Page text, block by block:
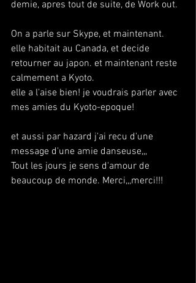
demie, apres tout de suite, de Work out.
On a parle sur Skype, et maintenant.
elle habitait au Canada, et decide
retourner au japon. et maintenant reste
calmement a Kyoto.
elle a l'aise bien! je voudrais parler avec
mes amies du Kyoto-epoque!
et aussi par hazard j'ai recu d'une
message d'une amie danseuse,,,
Tout les jours je sens d'amour de
beaucoup de monde. Merci,,,merci!!!